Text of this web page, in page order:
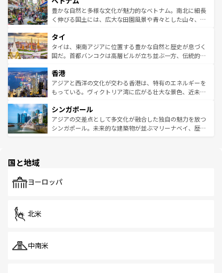
が味わえる。 なお、新着の台湾情報は コンテンツ一覧を参
照してほしい。
できる。そして、キムチや焼肉、絶品のストリートフード
まで、さまざまな韓国料理が待っている。夜には、韓国な
リティに包まれながら、韓国の多彩な魅力を心ゆくまで味
わってみてほしい。 なお、新着の韓国情報はコンテンツ一
覧を参照してほしい。
豊かな自然と多様な文化が魅力的なベトナム。南北に細長
く伸びる国土には、広大な田園風景や青々とした山々、世
急速な発展と共に伝統が息づく。ハノイの古い町並みやホ
ーチミン市のフランス統治時代の建物も、独特の雰囲気を
醸し出している。また、バラエティの豊かさとおいしさで
とつ。フォーやバインミー、ベトナムコーヒーなどは、ぜ
ひ現地で味わいたい。どの地域を訪れてもあたたかい人々
が旅行者を迎えてくれるので、きっと忘れられない旅にな
参照してほしい。
タイ
タイは、東南アジアに位置する豊かな自然と歴史が息づく
国だ。首都バンコクは高層ビルが立ち並ぶ一方、伝統的な
の活気が交差している。北部ではチェンマイなどの山岳地
帯で自然と触れ合い、南部ではプーケットやクラビの美し
いビーチでリゾート気分を楽しむことができる。タイ料理
激する。気候は一年中温暖で、どの季節にも異なる楽しみ
が待っている。親しみやすいタイの人々、仏教を中心とし
た文化、そして多様な観光資源が、訪れる旅人を魅了し続
香港
アジアと西洋の文化が交わる香港は、特有のエネルギーを
もっている。ヴィクトリア湾に広がる壮大な景色、近未来
み、どこを訪れても感動するはず。観光スポットが密集し
ており、効率よく見どころを回れるのも魅力。息をのむよ
うな絶景から文化的な体験まで、香港を存分に楽しみ尽く
シンガポール
アジアの交差点として多文化が融合した独自の魅力を放つ
シンガポール。未来的な建築物が並ぶマリーナベイ、歴史
で、ホーカーズは地元の風情を楽しめる外せないスポット
国と地域
ヨーロッパ
北米
中南米